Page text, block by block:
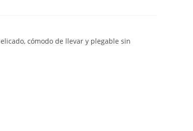
cómodo de llevar y plegable sin